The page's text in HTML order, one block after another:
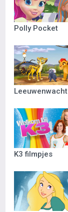
Polly Pocket
Leeuwenwacht
K3 filmpjes